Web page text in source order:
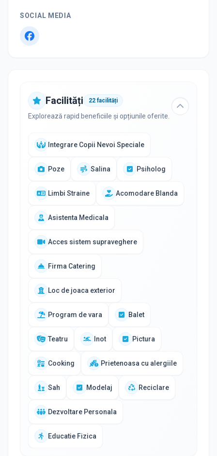
SOCIAL MEDIA
Facilități 22 facilități
Explorează rapid beneficiile și opțiunile oferite.
Integrare Copii Nevoi Speciale
Poze Salina Psiholog
Limbi Straine Acomodare Blanda
Asistenta Medicala
Acces sistem supraveghere
Firma Catering
Loc de joaca exterior
Program de vara Balet
Teatru Inot Pictura
Cooking Prietenoasa cu alergiile
Sah Modelaj Reciclare
Dezvoltare Personala
Educatie Fizica